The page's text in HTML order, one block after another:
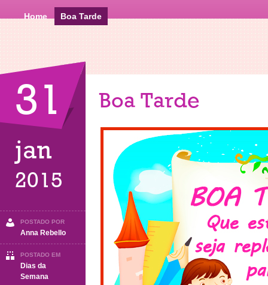
Home Boa Tarde
31
jan
2015
POSTADO POR
Anna Rebello
POSTADO EM
Dias da
Semana
Boa Tarde